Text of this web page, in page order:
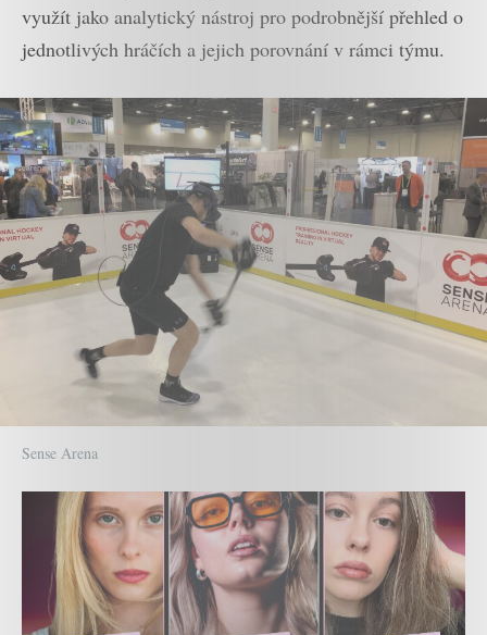
využít jako analytický nástroj pro podrobnější přehled o
jednotlivých hráčích a jejich porovnání v rámci týmu.
Sense Arena